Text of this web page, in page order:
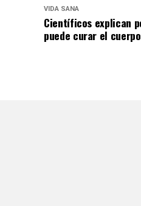
VIDA SANA
Científicos explican
puede curar el cuerpo